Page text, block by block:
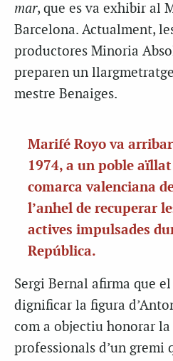
mar, que es va exhibir al
Barcelona. Actualment,
productores Minoria
preparen un
mestre Benaiges.
Marifé Royo va
1974, a un poble
comarca valenciana
l’anhel de recuperar
actives impulsades
República.
Sergi Bernal afirma que
dignificar la figura
com a objectiu honorar la
professionals d’un gremi